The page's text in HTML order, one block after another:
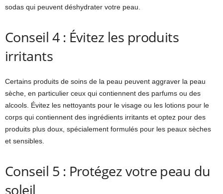
sodas qui peuvent déshydrater votre peau.
Conseil 4 : Évitez les produits
irritants
Certains produits de soins de la peau peuvent aggraver la peau
sèche, en particulier ceux qui contiennent des parfums ou des
alcools. Évitez les nettoyants pour le visage ou les lotions pour le
corps qui contiennent des ingrédients irritants et optez pour des
produits plus doux, spécialement formulés pour les peaux sèches
et sensibles.
Conseil 5 : Protégez votre peau du
soleil